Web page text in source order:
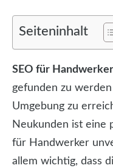
Seiteninhalt
SEO für Handwerker
gefunden zu
Umgebung zu
Neukunden ist eine
für Handwerker
allem wichtig, dass